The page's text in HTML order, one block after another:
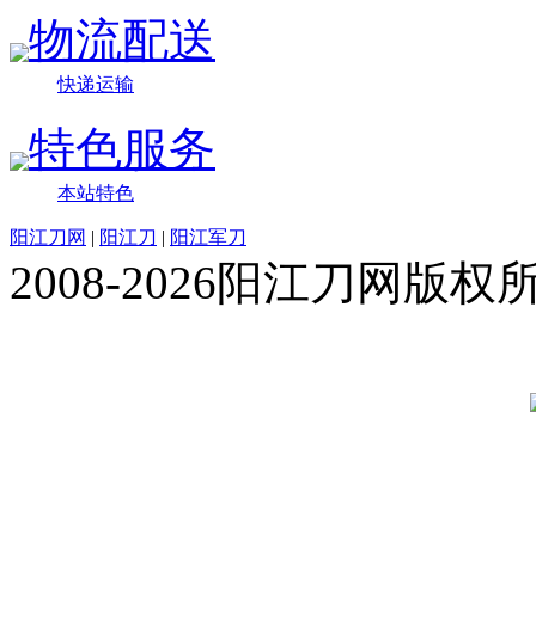
物流配送
快递运输
特色服务
本站特色
阳江刀网 | 阳江刀 | 阳江军刀
2008-2026阳江刀网版权